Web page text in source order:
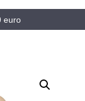
euro